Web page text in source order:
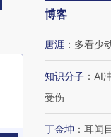
博客
唐涯 ： 多看少
知识分子 ： AI
受伤
丁金坤 ： 耳闻